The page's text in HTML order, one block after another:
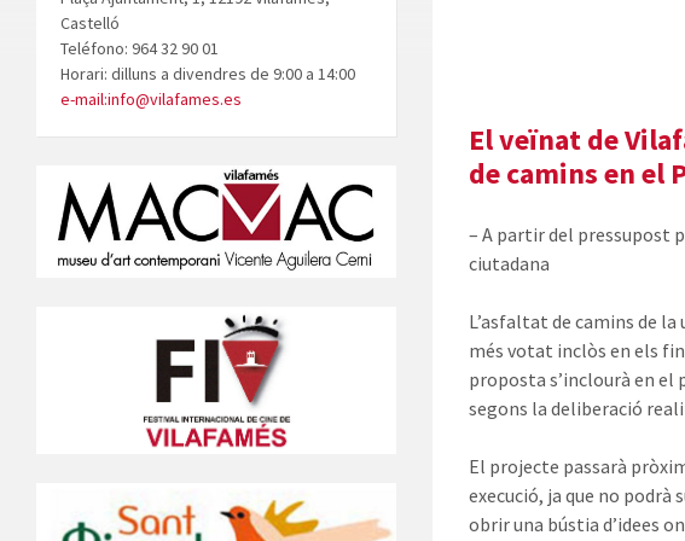
El veïnat de
de camins en el
– A partir del pressupost
ciutadana
L’asfaltat de camins de
més votat inclòs en els
proposta s’inclourà en el
segons la deliberació
El projecte passarà
execució, ja que no
obrir una bústia d’idees
Castelló
Teléfono: 964 32 90 01
Horari: dilluns a divendres de 9:00 a 14:00
e-mail:info@vilafames.es